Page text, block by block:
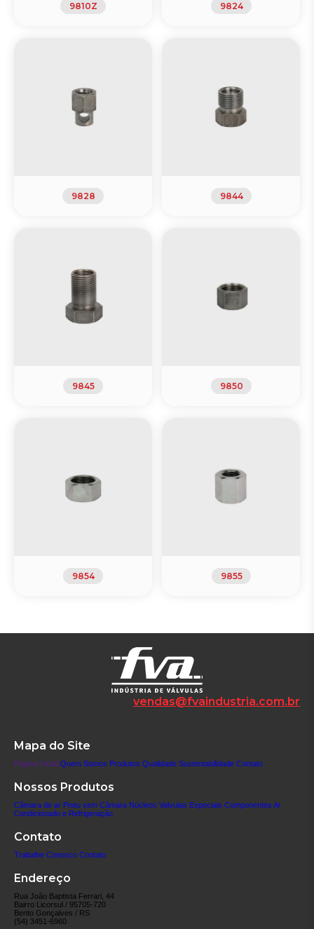
9810Z 9824
9828 9844
9845 9850
9854 9855
vendas@fvaindustria.com.br
Mapa do Site
Página Inicial Quem Somos Produtos Qualidade Sustentabilidade Contato
Nossos Produtos
Câmara de ar Pneu sem Câmara Núcleos Valvulas Especiais Componentes Ar
Condicionado e Refrigeração
Contato
Trabalhe Conosco Contato
Endereço
Rua João Baptista Ferrari, 44
Bairro Licorsul / 95705-720
Bento Gonçalves / RS
(54) 3451-6960